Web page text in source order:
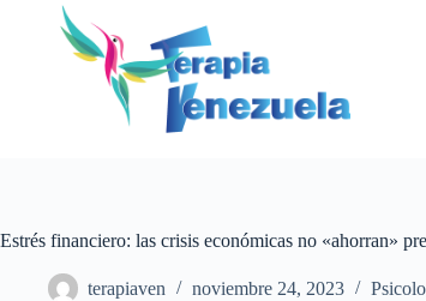
contenido
Estrés financiero: las crisis económicas no «ahorran»
terapiaven noviembre 24, 2023